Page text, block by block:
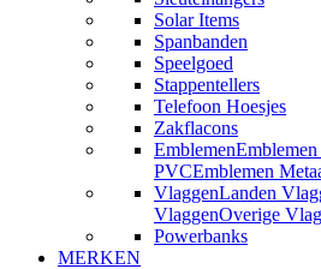
Solar Items
Spanbanden
Speelgoed
Stappentellers
Telefoon Hoesjes
Zakflacons
Emblemen
PVCEmblemen
VlaggenLanden
VlaggenOverige
Powerbanks
MERKEN